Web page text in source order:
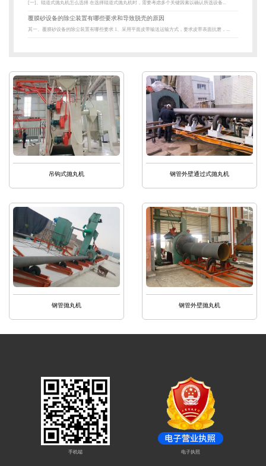
[一]、辊道式抛丸机怎么选择 在选择辊道式抛丸机时，需要考虑多个关键因素以确认所选设备...
覆膜砂设备的除尘装置有哪些要求和导致脱壳的原因
其一、覆膜砂设备的除尘装置有哪些要求 1、采用平面皮带输送运输方式，要求皮带表面抗磨，...
吊钩式抛丸机 钢管外壁通过式抛丸机
钢管抛丸机 钢管外壁抛丸机
电子执照
手机端